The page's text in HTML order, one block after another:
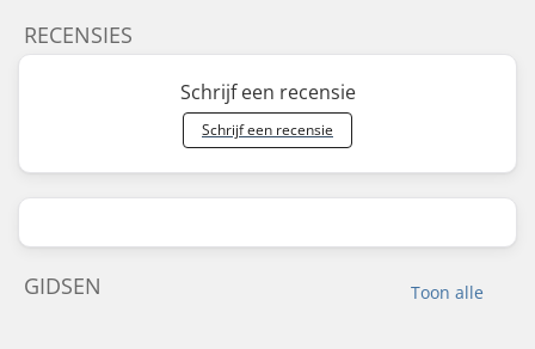
RECENSIES
Schrijf een recensie
Schrijf een recensie
Toon alle
GIDSEN